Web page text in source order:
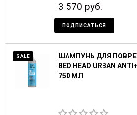
3 570 руб.
ПОДПИСАТЬСЯ
SALE
ШАМПУНЬ ДЛЯ
BED HEAD URBAN
750 МЛ